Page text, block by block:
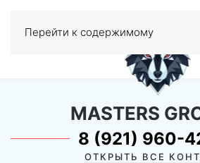
Перейти к содержимому
0
MASTERS
8 (921) 960-
ОТКРЫТЬ ВСЕ